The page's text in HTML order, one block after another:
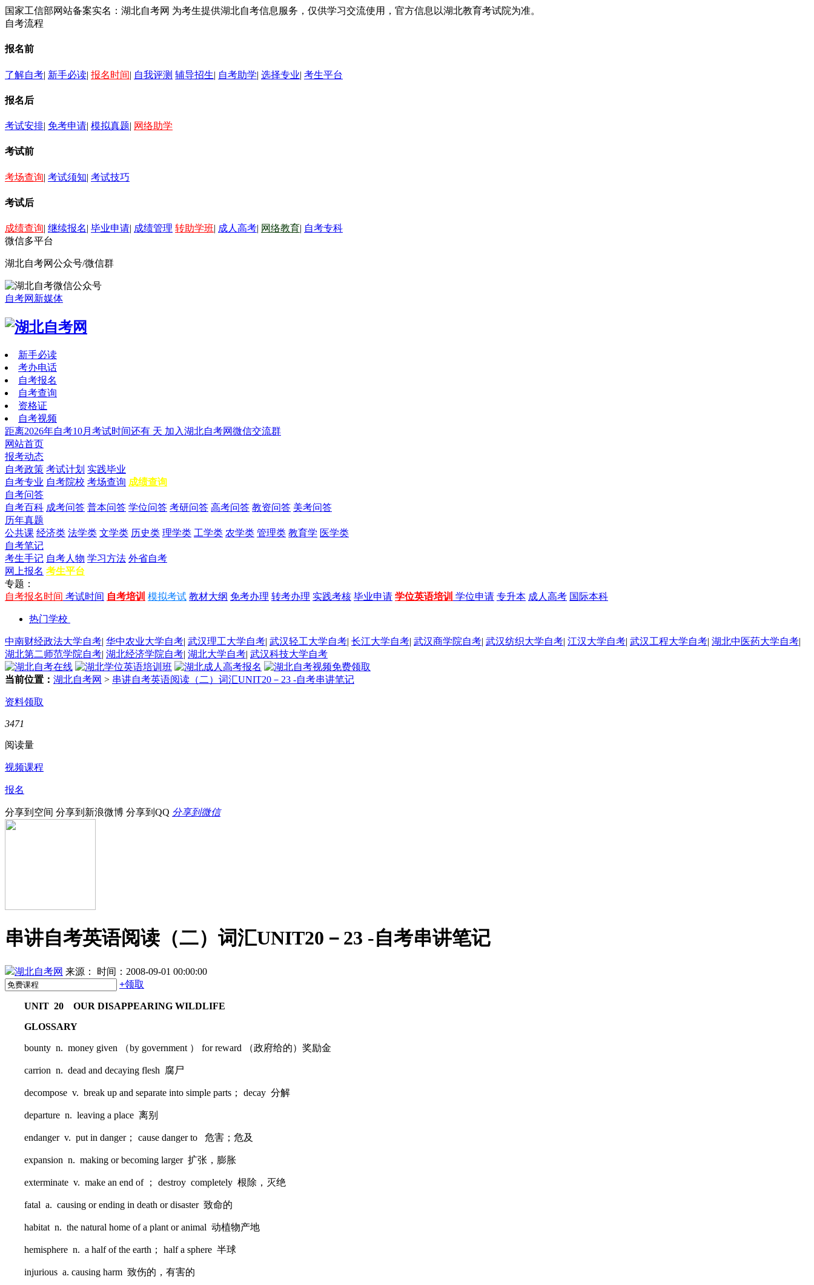
国家工信部网站备案实名：湖北自考网 为考生提供湖北自考信息服务，仅供学习交流使用，官方信息以湖北教育考试院为准。
自考流程
报名前
了解自考| 新手必读| 报名时间| 自我评测 辅导招生| 自考助学| 选择专业| 考生平台
报名后
考试安排| 免考申请| 模拟真题| 网络助学
考试前
考场查询| 考试须知| 考试技巧
考试后
成绩查询| 继续报名| 毕业申请| 成绩管理 转助学班| 成人高考| 网络教育| 自考专科
微信多平台
湖北自考网公众号/微信群
自考网新媒体
新手必读
考办电话
自考报名
自考查询
资格证
自考视频
距离2026年自考10月考试时间还有 天 加入湖北自考网微信交流群
网站首页
报考动态
自考政策 考试计划 实践毕业
自考专业 自考院校 考场查询 成绩查询
自考问答
自考百科 成考问答 普本问答 学位问答 考研问答 高考问答 教资问答 美考问答
历年真题
公共课 经济类 法学类 文学类 历史类 理学类 工学类 农学类 管理类 教育学 医学类
自考笔记
考生手记 自考人物 学习方法 外省自考
网上报名 考生平台
专题：
自考报名时间 考试时间 自考培训 模拟考试 教材大纲 免考办理 转考办理 实践考核 毕业申请 学位英语培训 学位申请 专升本 成人高考 国际本科
热门学校
中南财经政法大学自考| 华中农业大学自考| 武汉理工大学自考| 武汉轻工大学自考| 长江大学自考| 武汉商学院自考| 武汉纺织大学自考| 江汉大学自考| 武汉工程大学自考| 湖北中医药大学自考|
湖北第二师范学院自考| 湖北经济学院自考| 湖北大学自考| 武汉科技大学自考
当前位置： 湖北自考网 > 串讲自考英语阅读（二）词汇UNIT20－23 -自考串讲笔记
资料领取
3471
阅读量
视频课程
报名
分享到空间 分享到新浪微博 分享到QQ 分享到微信
串讲自考英语阅读（二）词汇UNIT20－23 -自考串讲笔记
湖北自考网 来源：
时间：2008-09-01 00:00:00
+领取
UNIT 20 OUR DISAPPEARING WILDLIFE
GLOSSARY
bounty n. money given （by government ） for reward （政府给的）奖励金
carrion n. dead and decaying flesh 腐尸
decompose v. break up and separate into simple parts； decay 分解
departure n. leaving a place 离别
endanger v. put in danger； cause danger to 危害；危及
expansion n. making or becoming larger 扩张，膨胀
exterminate v. make an end of ； destroy completely 根除，灭绝
fatal a. causing or ending in death or disaster 致命的
habitat n. the natural home of a plant or animal 动植物产地
hemisphere n. a half of the earth； half a sphere 半球
injurious a. causing harm 致伤的，有害的